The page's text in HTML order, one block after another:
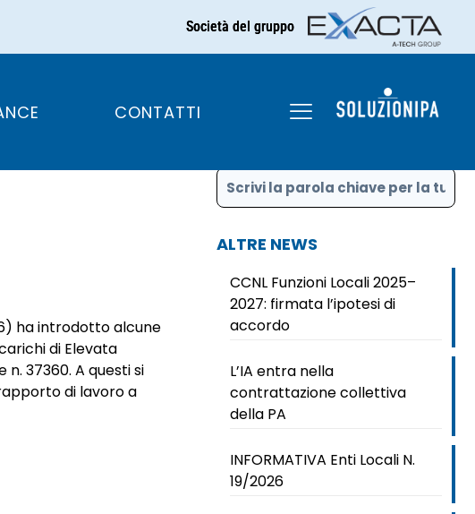
Società del gruppo
CONTATTI
compensi EQ
ha introdotto alcune
di Elevata
37360. A questi si
di lavoro a
ALTRE NEWS
CCNL Funzioni Locali 2025–
2027: firmata l’ipotesi di
accordo
L’IA entra nella
contrattazione collettiva
della PA
INFORMATIVA Enti Locali N.
19/2026